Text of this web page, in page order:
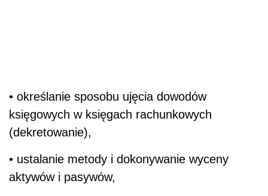
• określanie sposobu ujęcia dowodów
księgowych w księgach rachunkowych
(dekretowanie),
• ustalanie metody i dokonywanie wyceny
aktywów i pasywów,